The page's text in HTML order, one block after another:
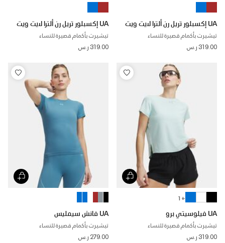
UA إكسبلور تريل رن ألترا لايت ويت
تيشيرت بأكمام قصيرة للنساء
319.00 ر.س
UA إكسبلور تريل رن ألترا لايت ويت
تيشيرت بأكمام قصيرة للنساء
319.00 ر.س
+ 1
UA فيلوسيتي برو
تيشيرت بأكمام قصيرة للنساء
319.00 ر.س
UA فانش سيمليس
تيشيرت بأكمام قصيرة للنساء
279.00 ر.س